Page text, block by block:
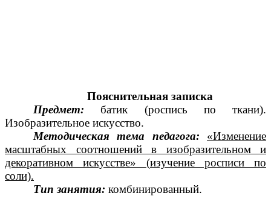
Пояснительная записка
Предмет:батик (роспись по ткани).
Изобразительное искусство.
Методическая тема педагога:
«Изменение
масштабных соотношений в изобразительном и
декоративном искусстве» (изучение росписи по
соли).
Тип занятия:комбинированный.